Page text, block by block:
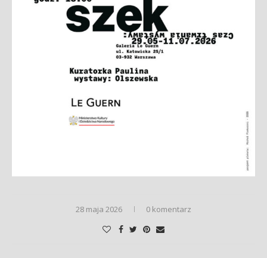
28 maja 2026 0 komentarz